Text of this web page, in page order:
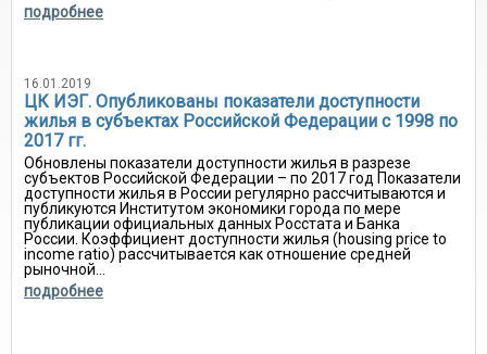
подробнее
16.01.2019
ЦК ИЭГ. Опубликованы показатели доступности
жилья в субъектах Российской Федерации с 1998 по
2017 гг.
Обновлены показатели доступности жилья в разрезе
субъектов Российской Федерации – по 2017 год Показатели
доступности жилья в России регулярно рассчитываются и
публикуются Институтом экономики города по мере
публикации официальных данных Росстата и Банка
России. Коэффициент доступности жилья (housing price to
income ratio) рассчитывается как отношение средней
рыночной...
подробнее